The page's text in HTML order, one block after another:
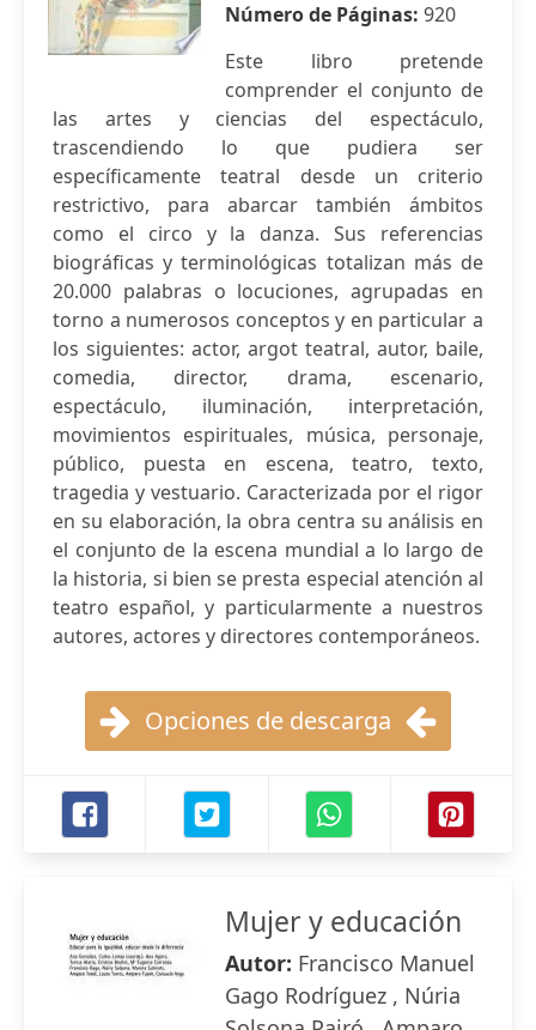
Número de Páginas: 920
Este libro pretende
comprender el conjunto de
las artes y ciencias del espectáculo,
trascendiendo lo que pudiera ser
específicamente teatral desde un criterio
restrictivo, para abarcar también ámbitos
como el circo y la danza. Sus referencias
biográficas y terminológicas totalizan más de
20.000 palabras o locuciones, agrupadas en
torno a numerosos conceptos y en particular a
los siguientes: actor, argot teatral, autor, baile,
comedia, director, drama, escenario,
espectáculo, iluminación, interpretación,
movimientos espirituales, música, personaje,
público, puesta en escena, teatro, texto,
tragedia y vestuario. Caracterizada por el rigor
en su elaboración, la obra centra su análisis en
el conjunto de la escena mundial a lo largo de
la historia, si bien se presta especial atención al
teatro español, y particularmente a nuestros
autores, actores y directores contemporáneos.
Opciones de descarga
Mujer y educación
Autor: Francisco Manuel
Gago Rodríguez , Núria